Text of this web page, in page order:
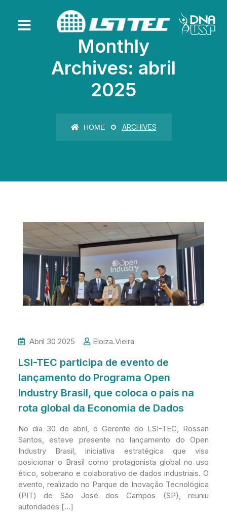
Monthly
Archives: abril
2025
HOME ARCHIVES
Abril 30 2025 Eloiza.vieira
LSI-TEC participa de evento de
lançamento do Programa Open
Industry Brasil, que coloca o país na
rota global da Economia de Dados
No dia 30 de abril, o Gerente do LSI-TEC, Rossan
Santos, esteve presente no lançamento do Open
Industry Brasil, iniciativa estratégica que visa
posicionar o Brasil como protagonista global no uso
ético, soberano e colaborativo de dados industriais. O
evento, realizado no Parque de Inovação Tecnológica
(PIT) de São José dos Campos (SP), reuniu
autoridades […]